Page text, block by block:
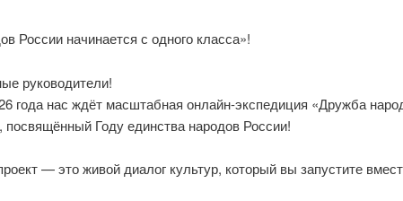
России начинается с одного класса»!
руководители!
года нас ждёт масштабная онлайн-экспедиция «Дружба
Году единства народов России!
— это живой диалог культур, который вы запустите